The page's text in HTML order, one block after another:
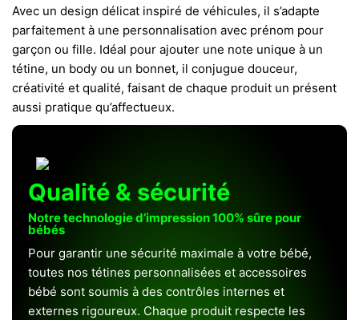
Avec un design délicat inspiré de véhicules, il s’adapte
parfaitement à une personnalisation avec prénom pour
garçon ou fille. Idéal pour ajouter une note unique à un
tétine, un body ou un bonnet, il conjugue douceur,
créativité et qualité, faisant de chaque produit un présent
aussi pratique qu’affectueux.
Qualité & sécurité
Notre technologie d’impression 100% sûre pour
bébés
Pour garantir une sécurité maximale à votre bébé,
toutes nos tétines personnalisées et accessoires
bébé sont soumis à des contrôles internes et
externes rigoureux. Chaque produit respecte les